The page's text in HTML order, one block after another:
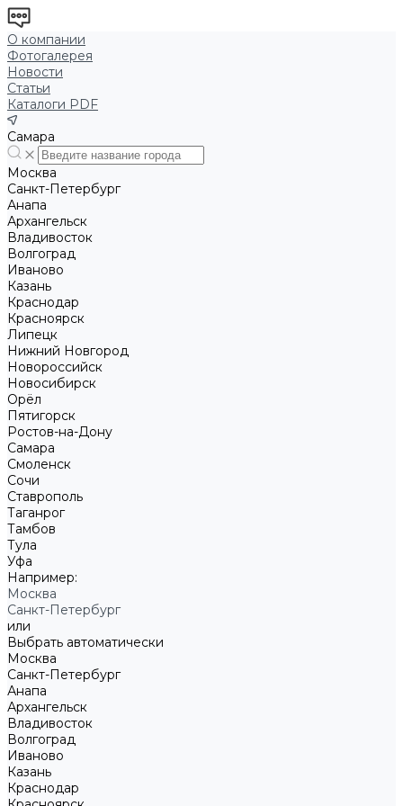
О компании
Фотогалерея
Новости
Статьи
Каталоги PDF
Самара
Москва
Санкт-Петербург
Анапа
Архангельск
Владивосток
Волгоград
Иваново
Казань
Краснодар
Красноярск
Липецк
Нижний Новгород
Новороссийск
Новосибирск
Орёл
Пятигорск
Ростов-на-Дону
Самара
Смоленск
Сочи
Ставрополь
Таганрог
Тамбов
Тула
Уфа
Например:
Москва
Санкт-Петербург
или
Выбрать автоматически
Москва
Санкт-Петербург
Анапа
Архангельск
Владивосток
Волгоград
Иваново
Казань
Краснодар